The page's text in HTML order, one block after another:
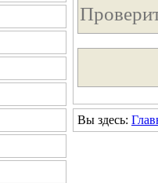
Вы здесь: